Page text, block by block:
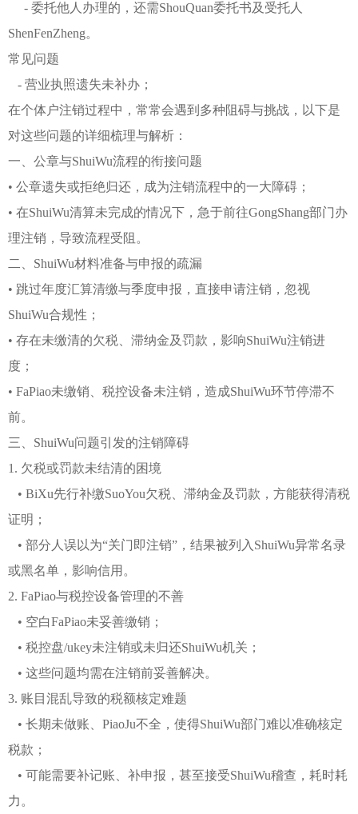
- 委托他人办理的，还需ShouQuan委托书及受托人
ShenFenZheng。
常见问题
- 营业执照遗失未补办；
在个体户注销过程中，常常会遇到多种阻碍与挑战，以下是
对这些问题的详细梳理与解析：
一、公章与ShuiWu流程的衔接问题
• 公章遗失或拒绝归还，成为注销流程中的一大障碍；
• 在ShuiWu清算未完成的情况下，急于前往GongShang部门办
理注销，导致流程受阻。
二、ShuiWu材料准备与申报的疏漏
• 跳过年度汇算清缴与季度申报，直接申请注销，忽视
ShuiWu合规性；
• 存在未缴清的欠税、滞纳金及罚款，影响ShuiWu注销进
度；
• FaPiao未缴销、税控设备未注销，造成ShuiWu环节停滞不
前。
三、ShuiWu问题引发的注销障碍
1. 欠税或罚款未结清的困境
• BiXu先行补缴SuoYou欠税、滞纳金及罚款，方能获得清税
证明；
• 部分人误以为“关门即注销”，结果被列入ShuiWu异常名录
或黑名单，影响信用。
2. FaPiao与税控设备管理的不善
• 空白FaPiao未妥善缴销；
• 税控盘/ukey未注销或未归还ShuiWu机关；
• 这些问题均需在注销前妥善解决。
3. 账目混乱导致的税额核定难题
• 长期未做账、PiaoJu不全，使得ShuiWu部门难以准确核定
税款；
• 可能需要补记账、补申报，甚至接受ShuiWu稽查，耗时耗
力。